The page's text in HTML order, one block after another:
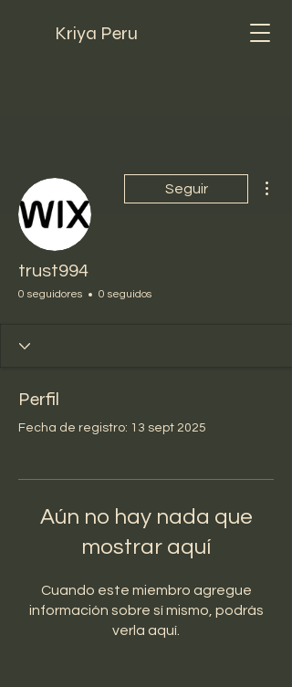
Kriya Peru
Seguir
trust994
0 seguidores 0 seguidos
Perfil
Fecha de registro: 13 sept 2025
Aún no hay nada que
mostrar aquí
Cuando este miembro agregue
información sobre sí mismo, podrás
verla aquí.